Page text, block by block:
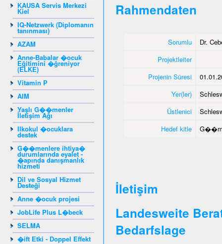
KAUSA Servis Merkezi
Kiel
IQ-Netzwerk (Diplomanın
tanınması)
AZAM
Anne-Babalar �ocuk
Eğitimini �ğreniyor
(ELKE)
Vitamin P
AIM
Yaşlı G��menler
İletişim Ağı
Ilkokul �ocuklara
destek
G��menlere ihtiya�
durumlarında eyalet -
�apında danışmanlık
hizmeti
Dil ve Sosyal Hizmet
Desteği
Anne �ocuk projesi
JobLife Plus L�beck
SELMA
�ift Etki - Doppel Effekt
Rahmendaten
Sorumlu
Dr.
Projektleiter
Projenin Süresi
Yer(ler)
Üstlenici
Hedef kitle
İletişim
Landesweite
Bedarfslage